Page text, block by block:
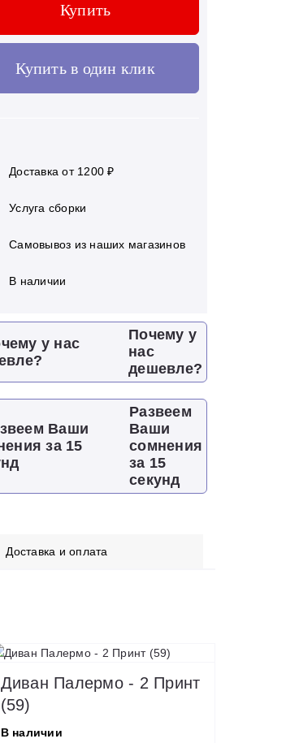
Купить
Купить в один клик
Доставка от 1200 ₽
Услуга сборки
Самовывоз из наших магазинов
В наличии
Почему у
нас
дешевле?
Развеем
Ваши
сомнения
за 15
секунд
Доставка и оплата
Диван Палермо - 2 Принт
(59)
В наличии